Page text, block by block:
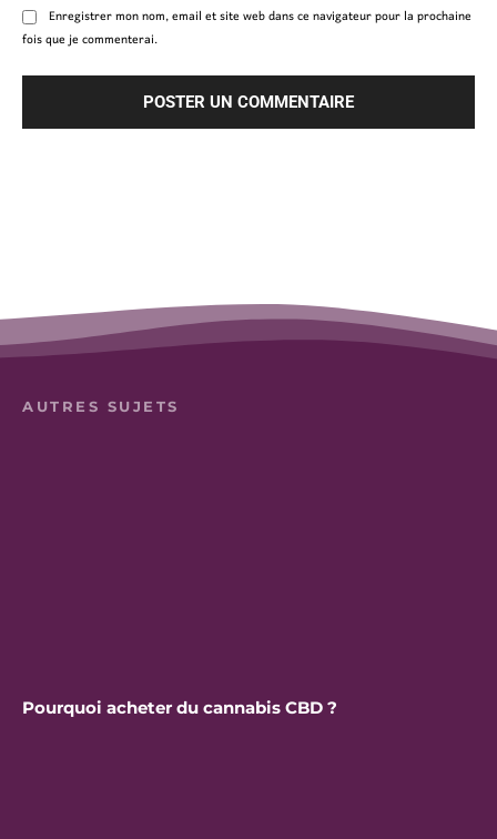
Enregistrer mon nom, email et site web dans ce navigateur pour la prochaine
fois que je commenterai.
AUTRES SUJETS
Pourquoi acheter du cannabis CBD ?